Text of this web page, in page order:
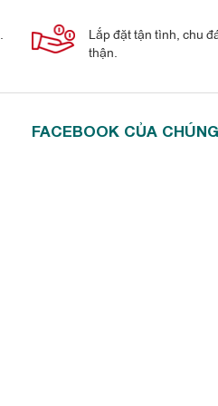
Lắp đặt tận tình, chu
thận.
FACEBOOK CỦA